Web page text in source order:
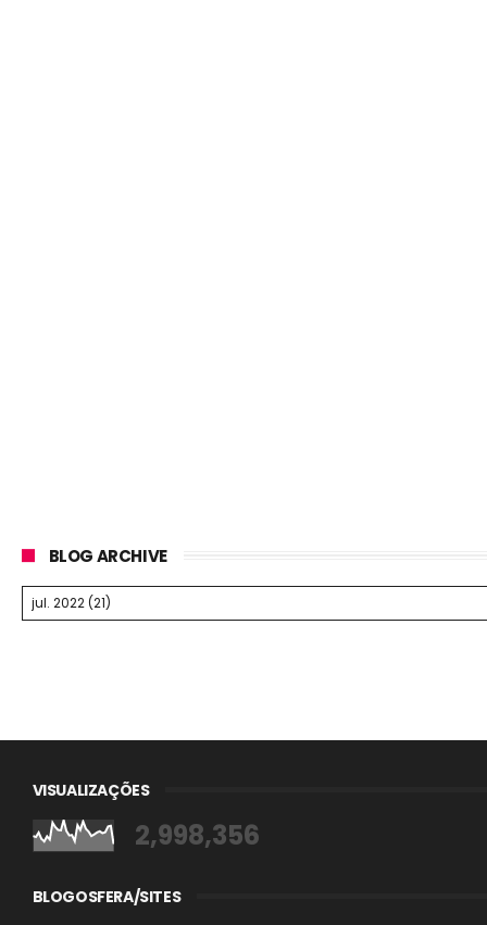
BLOG ARCHIVE
VISUALIZAÇÕES
2,998,356
BLOGOSFERA/SITES